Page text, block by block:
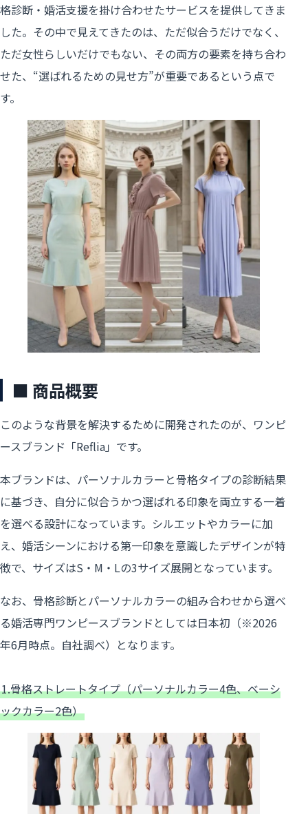
格診断・婚活支援を掛け合わせたサービスを提供してきま
した。その中で見えてきたのは、ただ似合うだけでなく、
ただ女性らしいだけでもない、その両方の要素を持ち合わ
せた、“選ばれるための見せ方”が重要であるという点で
す。
■ 商品概要
このような背景を解決するために開発されたのが、ワンピ
ースブランド「Reflia」です。
本ブランドは、パーソナルカラーと骨格タイプの診断結果
に基づき、自分に似合うかつ選ばれる印象を両立する一着
を選べる設計になっています。シルエットやカラーに加
え、婚活シーンにおける第一印象を意識したデザインが特
徴で、サイズはS・M・Lの3サイズ展開となっています。
なお、骨格診断とパーソナルカラーの組み合わせから選べ
る婚活専門ワンピースブランドとしては日本初（※2026
年6月時点。自社調べ）となります。
1.骨格ストレートタイプ（パーソナルカラー4色、ベーシ
ックカラー2色）